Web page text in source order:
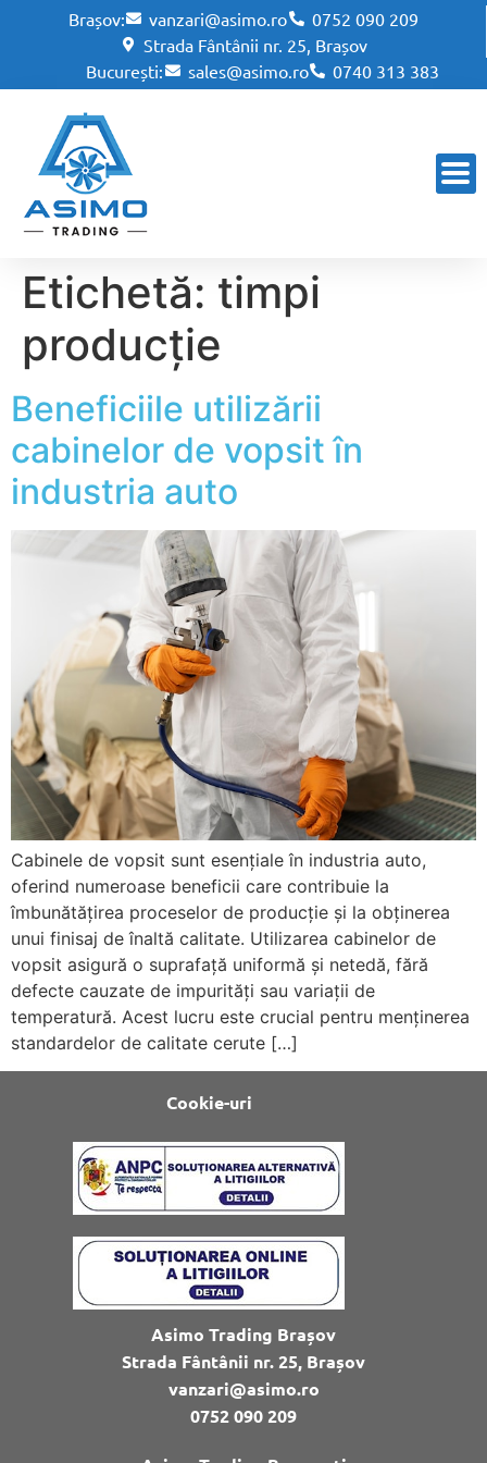
Brașov: vanzari@asimo.ro
0752 090 209
Strada Fântânii nr. 25, Brașov
București:
sales@asimo.ro 0740 313 383
Etichetă: timpi
producție
Beneficiile utilizării
cabinelor de vopsit în
industria auto
Cabinele de vopsit sunt esențiale în industria auto,
oferind numeroase beneficii care contribuie la
îmbunătățirea proceselor de producție și la obținerea
unui finisaj de înaltă calitate. Utilizarea cabinelor de
vopsit asigură o suprafață uniformă și netedă, fără
defecte cauzate de impurități sau variații de
temperatură. Acest lucru este crucial pentru menținerea
standardelor de calitate cerute […]
Cookie-uri
Asimo Trading Brașov
Strada Fântânii nr. 25, Brașov
vanzari@asimo.ro
0752 090 209